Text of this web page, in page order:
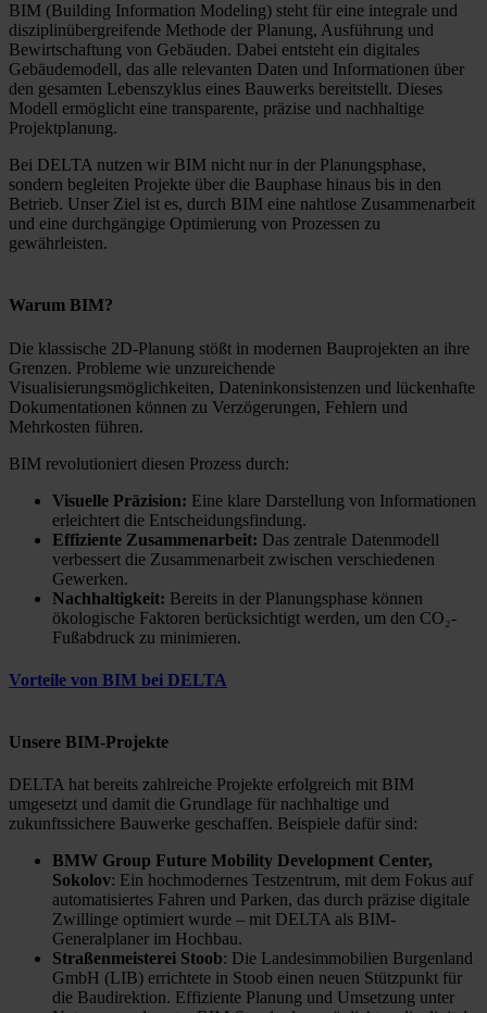
BIM (Building Information Modeling) steht für eine integrale und
disziplinübergreifende Methode der Planung, Ausführung und
Bewirtschaftung von Gebäuden. Dabei entsteht ein digitales
Gebäudemodell, das alle relevanten Daten und Informationen über
den gesamten Lebenszyklus eines Bauwerks bereitstellt. Dieses
Modell ermöglicht eine transparente, präzise und nachhaltige
Projektplanung.
Bei DELTA nutzen wir BIM nicht nur in der Planungsphase,
sondern begleiten Projekte über die Bauphase hinaus bis in den
Betrieb. Unser Ziel ist es, durch BIM eine nahtlose Zusammenarbeit
und eine durchgängige Optimierung von Prozessen zu
gewährleisten.
Warum BIM?
Die klassische 2D-Planung stößt in modernen Bauprojekten an ihre
Grenzen. Probleme wie unzureichende
Visualisierungsmöglichkeiten, Dateninkonsistenzen und lückenhafte
Dokumentationen können zu Verzögerungen, Fehlern und
Mehrkosten führen.
BIM revolutioniert diesen Prozess durch:
Visuelle Präzision: Eine klare Darstellung von Informationen
erleichtert die Entscheidungsfindung.
Effiziente Zusammenarbeit: Das zentrale Datenmodell
verbessert die Zusammenarbeit zwischen verschiedenen
Gewerken.
Nachhaltigkeit: Bereits in der Planungsphase können
ökologische Faktoren berücksichtigt werden, um den CO₂-
Fußabdruck zu minimieren.
Vorteile von BIM bei DELTA
Unsere BIM-Projekte
DELTA hat bereits zahlreiche Projekte erfolgreich mit BIM
umgesetzt und damit die Grundlage für nachhaltige und
zukunftssichere Bauwerke geschaffen. Beispiele dafür sind:
BMW Group Future Mobility Development Center,
Sokolov: Ein hochmodernes Testzentrum, mit dem Fokus auf
automatisiertes Fahren und Parken, das durch präzise digitale
Zwillinge optimiert wurde – mit DELTA als BIM-
Generalplaner im Hochbau.
Straßenmeisterei Stoob: Die Landesimmobilien Burgenland
GmbH (LIB) errichtete in Stoob einen neuen Stützpunkt für
die Baudirektion. Effiziente Planung und Umsetzung unter